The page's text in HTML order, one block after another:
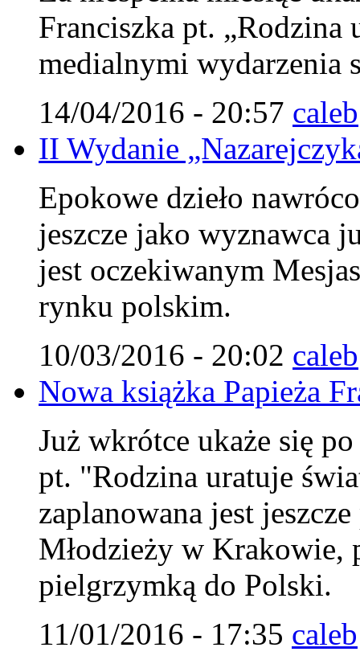
Franciszka pt. „Rodzina
medialnymi wydarzenia
14/04/2016 - 20:57 caleb
II Wydanie
Epokowe dzieło
jeszcze jako wyznawca
jest oczekiwanym
rynku polskim.
10/03/2016 - 20:02 caleb
Nowa książka Papieża
Już wkrótce ukaże się
pt. "Rodzina uratuje
zaplanowana jest
Młodzieży w Krakowie,
pielgrzymką do Polski.
11/01/2016 - 17:35 caleb